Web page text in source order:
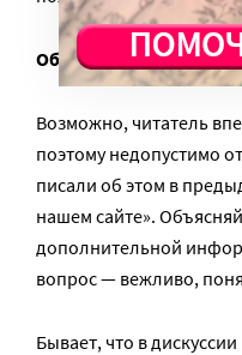
Общение с
Возможно, читатель
поэтому недопустимо
писали об этом в
нашем сайте».
дополнительной
вопрос — вежливо,
Бывает, что в